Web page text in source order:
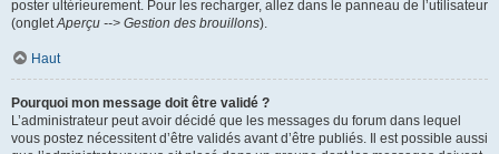
poster ultérieurement. Pour les recharger, allez dans le panneau de l’utilisateur
(ongletAperçu --> Gestion des brouillons).
Haut
Pourquoi mon message doit être validé ?
L’administrateur peut avoir décidé que les messages du forum dans lequel
vous postez nécessitent d’être validés avant d’être publiés. Il est possible aussi